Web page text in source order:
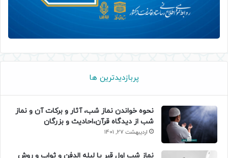
پربازدیدترین ها
نحوه خواندن نماز شب، آثار و برکات آن و نماز
شب از دیدگاه قرآن،احادیث و بزرگان
اردیبهشت 27, 1401
نماز شب اول قبر یا لیله الدفن و ثواب و روش